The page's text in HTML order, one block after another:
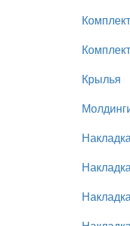
Крылья